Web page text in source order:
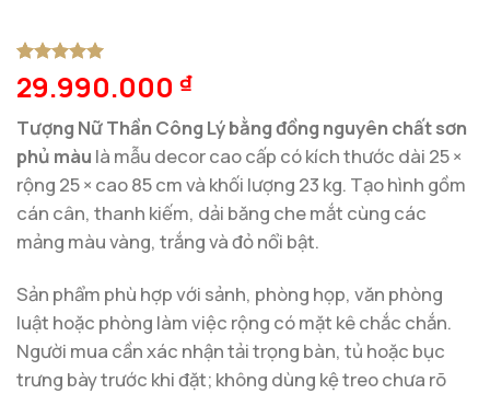
5trên 5
dựa trên
1
29.990.000 ₫
Tượng Nữ Thần Công Lý bằng đồng nguyên chất sơn
phủ màu là mẫu decor cao cấp có kích thước dài 25 ×
rộng 25 × cao 85 cm và khối lượng 23 kg. Tạo hình gồm
cán cân, thanh kiếm, dải băng che mắt cùng các
mảng màu vàng, trắng và đỏ nổi bật.
Sản phẩm phù hợp với sảnh, phòng họp, văn phòng
luật hoặc phòng làm việc rộng có mặt kê chắc chắn.
Người mua cần xác nhận tải trọng bàn, tủ hoặc bục
trưng bày trước khi đặt; không dùng kệ treo chưa rõ